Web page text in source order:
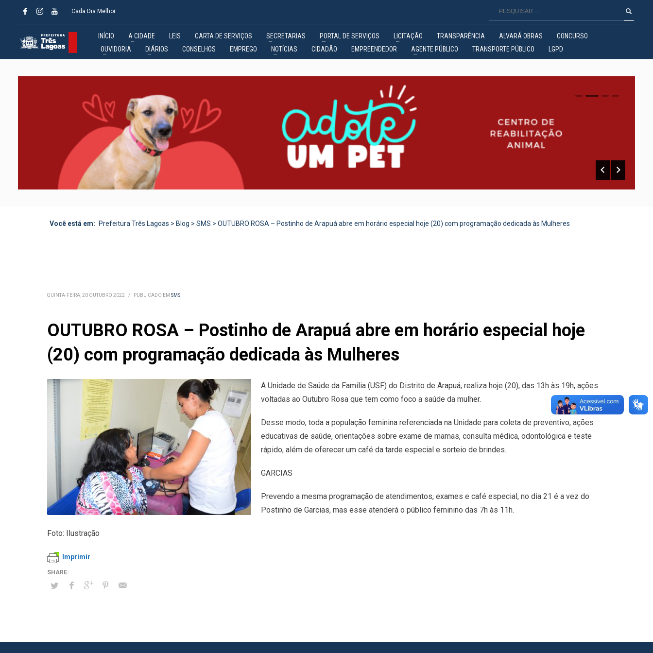
Cada Dia Melhor
INÍCIO A CIDADE LEIS CARTA DE SERVIÇOS SECRETARIAS PORTAL DE SERVIÇOS LICITAÇÃO TRANSPARÊNCIA ALVARÁ OBRAS
CONCURSO
OUVIDORIA
DIÁRIOS CONSELHOS EMPREGO NOTÍCIAS CIDADÃO EMPREENDEDOR AGENTE PÚBLICO TRANSPORTE PÚBLICO LGPD
0 1 2
Você está em: Prefeitura Três Lagoas > Blog > SMS > OUTUBRO ROSA – Postinho de Arapuá abre em horário especial hoje (20) com programação dedicada às Mulheres
QUINTA-FEIRA, 20 OUTUBRO 2022 / PUBLICADO EM SMS
OUTUBRO ROSA – Postinho de Arapuá abre em horário especial hoje
(20) com programação dedicada às Mulheres
A Unidade de Saúde da Família (USF) do Distrito de Arapuá, realiza hoje (20), das 13h às 19h, ações
voltadas ao Outubro Rosa que tem como foco a saúde da mulher.
Desse modo, toda a população feminina referenciada na Unidade para coleta de preventivo, ações
educativas de saúde, orientações sobre exame de mamas, consulta médica, odontológica e teste
rápido, além de oferecer um café da tarde especial e sorteio de brindes.
GARCIAS
Prevendo a mesma programação de atendimentos, exames e café especial, no dia 21 é a vez do
Postinho de Garcias, mas esse atenderá o público feminino das 7h às 11h.
Foto: Ilustração
Imprimir